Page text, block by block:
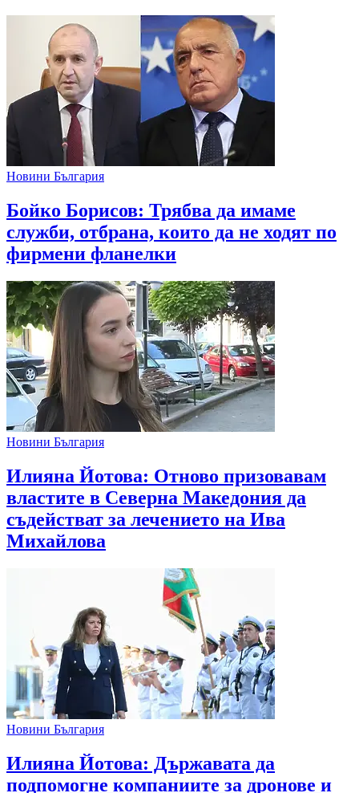
Новини България
Бойко Борисов: Трябва да имаме
служби, отбрана, които да не ходят по
фирмени фланелки
Новини България
Илияна Йотова: Отново призовавам
властите в Северна Македония да
съдействат за лечението на Ива
Михайлова
Новини България
Илияна Йотова: Държавата да
подпомогне компаниите за дронове и